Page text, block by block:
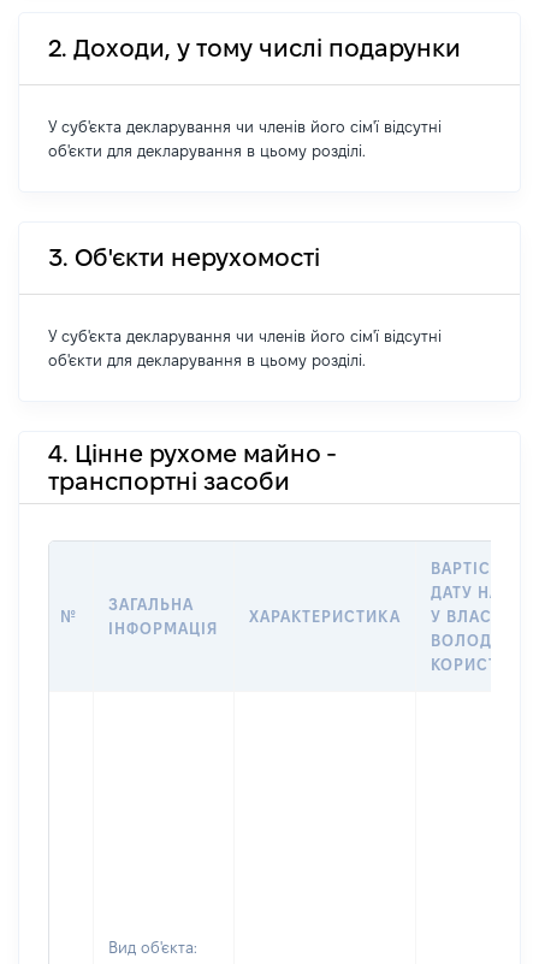
2. Доходи, у тому числі подарунки
У суб'єкта декларування чи членів його сім'ї відсутні
об'єкти для декларування в цьому розділі.
3. Об'єкти нерухомості
У суб'єкта декларування чи членів його сім'ї відсутні
об'єкти для декларування в цьому розділі.
4. Цінне рухоме майно -
транспортні засоби
№
ЗАГАЛЬНА
ІНФОРМАЦІЯ
ХАРАКТЕРИСТИКА
ВАРТІСТЬ НА
ДАТУ
У
ВОЛОДІННЯ
Вид об'єкта: